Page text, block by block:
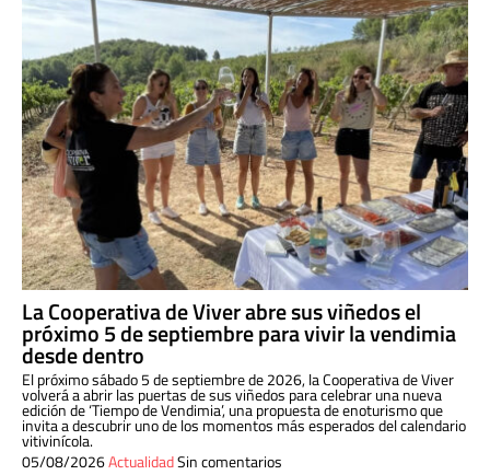
La Cooperativa de Viver abre sus viñedos el
próximo 5 de septiembre para vivir la vendimia
desde dentro
El próximo sábado 5 de septiembre de 2026, la Cooperativa de Viver
volverá a abrir las puertas de sus viñedos para celebrar una nueva
edición de ‘Tiempo de Vendimia’, una propuesta de enoturismo que
invita a descubrir uno de los momentos más esperados del calendario
vitivinícola.
05/08/2026ActualidadSin comentarios